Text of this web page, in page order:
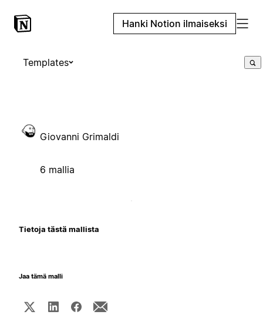
Hanki Notion ilmaiseksi
Templates
Giovanni Grimaldi
6 mallia
Tietoja tästä mallista
Jaa tämä malli